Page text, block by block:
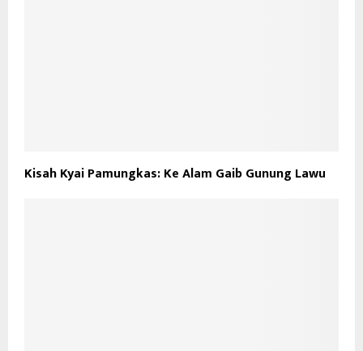
Kisah Kyai Pamungkas: Ke Alam Gaib Gunung Lawu